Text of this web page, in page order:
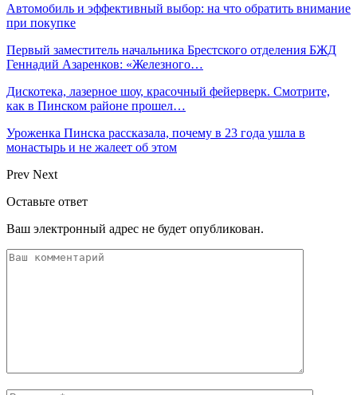
Автомобиль и эффективный выбор: на что обратить внимание
при покупке
Первый заместитель начальника Брестского отделения БЖД
Геннадий Азаренков: «Железного…
Дискотека, лазерное шоу, красочный фейерверк. Смотрите,
как в Пинском районе прошел…
Уроженка Пинска рассказала, почему в 23 года ушла в
монастырь и не жалеет об этом
Prev Next
Оставьте ответ
Ваш электронный адрес не будет опубликован.